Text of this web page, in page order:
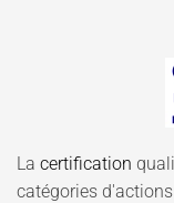
La certification
catégories